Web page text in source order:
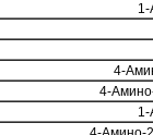
1-
4-
4-
1-